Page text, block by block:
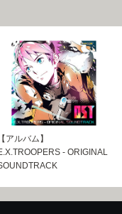
【アルバム】
- ORIGINAL